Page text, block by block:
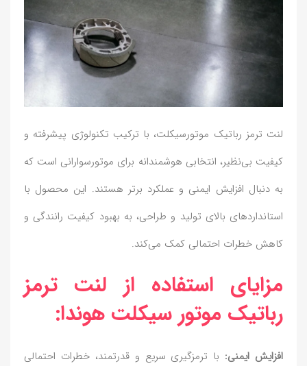
لنت ترمز رباتیک موتورسیکلت، با ترکیب تکنولوژی پیشرفته و
کیفیت بی‌نظیر، انتخابی هوشمندانه برای موتورسوارانی است که
به دنبال افزایش ایمنی و عملکرد برتر هستند. این محصول با
استانداردهای بالای تولید و طراحی، به بهبود کیفیت رانندگی و
کاهش خطرات احتمالی کمک می‌کند.
مزایای استفاده از لنت ترمز
رباتیک موتور سیکلت هوندا:
افزایش ایمنی: با ترمزگیری سریع و قدرتمند، خطرات احتمالی